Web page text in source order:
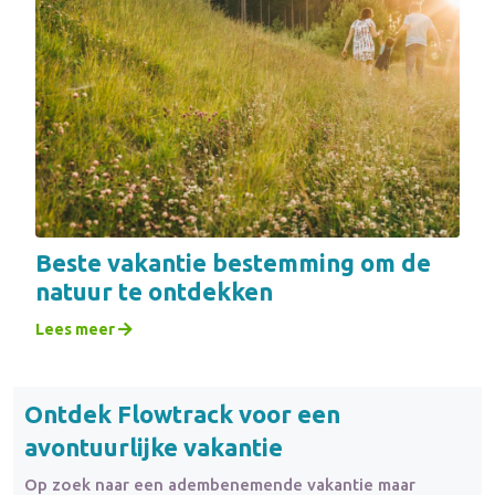
Beste vakantie bestemming om de
natuur te ontdekken
Lees meer
Ontdek Flowtrack voor een
avontuurlijke vakantie
Op zoek naar een adembenemende vakantie maar